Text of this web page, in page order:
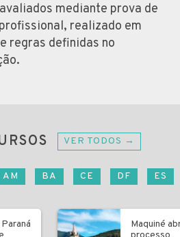
mediante prova de
realizado em
regras definidas no
VER TODOS →
AM BA CE DF ES
Maquiné